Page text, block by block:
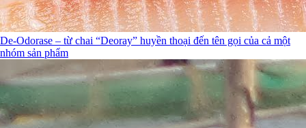
De-Odorase – từ chai “Deoray” huyền thoại đến tên gọi của cả một
nhóm sản phẩm